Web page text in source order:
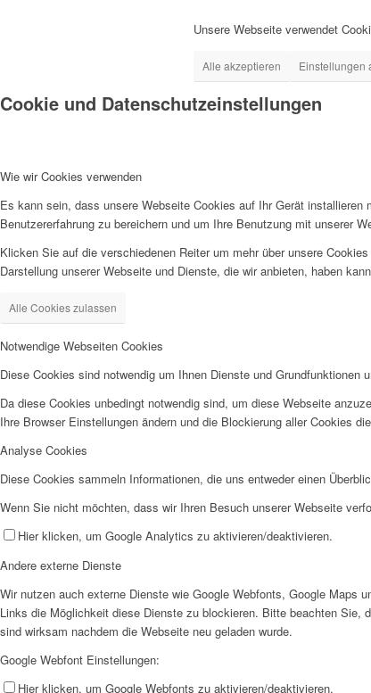
Unsere Webseite verwendet
Alle akzeptieren Einstellungen
Cookie und Datenschutzeinstellungen
Wie wir Cookies verwenden
Es kann sein, dass unsere Webseite Cookies auf Ihr Gerät
Benutzererfahrung zu bereichern und um Ihre Benutzung mit unserer
Klicken Sie auf die verschiedenen Reiter um mehr über unsere
Darstellung unserer Webseite und Dienste, die wir anbieten, haben
Alle Cookies zulassen
Notwendige Webseiten Cookies
Diese Cookies sind notwendig um Ihnen Dienste und Grundfunktionen
Da diese Cookies unbedingt notwendig sind, um diese Webseite
Ihre Browser Einstellungen ändern und die Blockierung aller Cookies
Analyse Cookies
Diese Cookies sammeln Informationen, die uns entweder einen
Wenn Sie nicht möchten, dass wir Ihren Besuch unserer Webseite
Hier klicken, um Google Analytics zu aktivieren/deaktivieren.
Andere externe Dienste
Wir nutzen auch externe Dienste wie Google Webfonts, Google Maps
Links die Möglichkeit diese Dienste zu blockieren. Bitte beachten Sie,
sind wirksam nachdem die Webseite neu geladen wurde.
Google Webfont Einstellungen:
Hier klicken, um Google Webfonts zu aktivieren/deaktivieren.